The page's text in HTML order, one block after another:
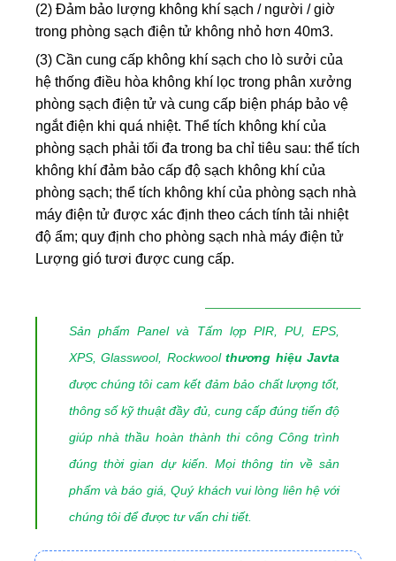
(2) Đảm bảo lượng không khí sạch / người / giờ
trong phòng sạch điện tử không nhỏ hơn 40m3.
(3) Cần cung cấp không khí sạch cho lò sưởi của
hệ thống điều hòa không khí lọc trong phân xưởng
phòng sạch điện tử và cung cấp biện pháp bảo vệ
ngắt điện khi quá nhiệt. Thể tích không khí của
phòng sạch phải tối đa trong ba chỉ tiêu sau: thể tích
không khí đảm bảo cấp độ sạch không khí của
phòng sạch; thể tích không khí của phòng sạch nhà
máy điện tử được xác định theo cách tính tải nhiệt
độ ẩm; quy định cho phòng sạch nhà máy điện tử
Lượng gió tươi được cung cấp.
Sản phẩm Panel và Tấm lợp PIR, PU, EPS,
XPS, Glasswool, Rockwoolthương hiệu Javta
được chúng tôi cam kết đảm bảo chất lượng tốt,
thông số kỹ thuật đầy đủ, cung cấp đúng tiến độ
giúp nhà thầu hoàn thành thi công Công trình
đúng thời gian dự kiến. Mọi thông tin về sản
phẩm và báo giá, Quý khách vui lòng liên hệ với
chúng tôi để được tư vấn chi tiết.